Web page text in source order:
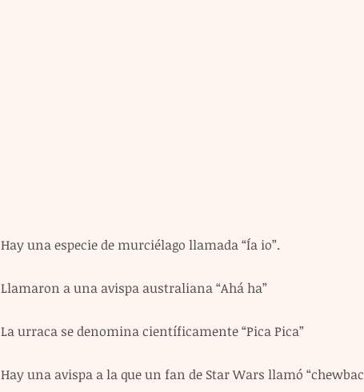
Hay una especie de murciélago llamada “Ía io”.
Llamaron a una avispa australiana “Ahá ha”
La urraca se denomina científicamente “Pica Pica”
Hay una avispa a la que un fan de Star Wars llamó